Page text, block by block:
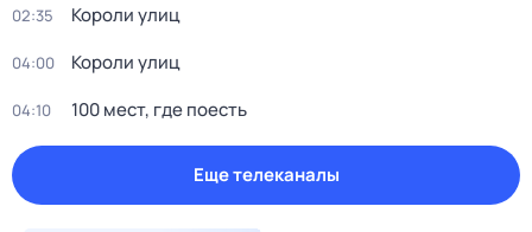
02:35 Короли улиц
04:00 Короли улиц
04:10 100 мест, где поесть
Еще телеканалы